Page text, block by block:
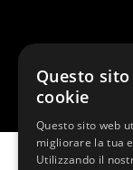
Questo
cookie
Questo sito web
migliorare la tua
Utilizzando il